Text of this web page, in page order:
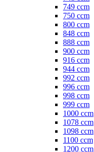
749 ccm
750 ccm
800 ccm
848 ccm
888 ccm
900 ccm
916 ccm
944 ccm
992 ccm
996 ccm
998 ccm
999 ccm
1000 ccm
1078 ccm
1098 ccm
1100 ccm
1200 ccm